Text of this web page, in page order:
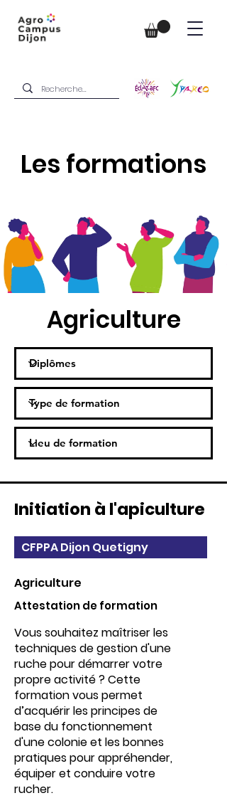
Les formations
Agriculture
Initiation à l'apiculture
CFPPA Dijon Quetigny
Agriculture
Attestation de formation
Vous souhaitez maîtriser les
techniques de gestion d'une
ruche pour démarrer votre
propre activité ? Cette
formation vous permet
d’acquérir les principes de
base du fonctionnement
d'une colonie et les bonnes
pratiques pour appréhender,
équiper et conduire votre
rucher.